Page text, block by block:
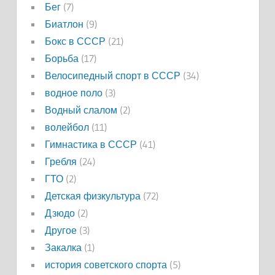
Бег(7)
Биатлон (9)
Бокс в СССР (21)
Борьба(17)
Велосипедный спорт в СССР (34)
водное поло(3)
Водный слалом (2)
волейбол(11)
Гимнастика в СССР (41)
Гребля (24)
ГТО(2)
Детская физкультура(72)
Дзюдо(2)
Другое(3)
Закалка(1)
история советского спорта(5)